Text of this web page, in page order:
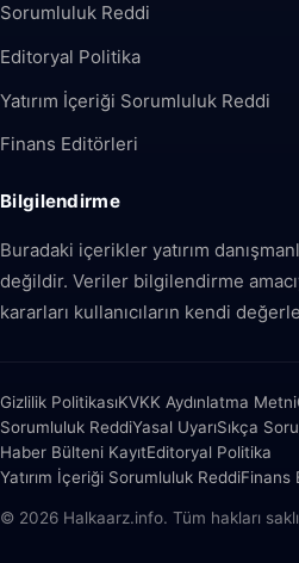
Sorumluluk Reddi
Editoryal Politika
Yatırım İçeriği Sorumluluk Reddi
Finans Editörleri
Bilgilendirme
Buradaki içerikler yatırım
değildir. Veriler bilgilendirme
kararları kullanıcıların kendi
Gizlilik PolitikasıKVKK Aydınlatma Metni
Sorumluluk ReddiYasal UyarıSıkça
Haber Bülteni KayıtEditoryal Politika
Yatırım İçeriği Sorumluluk ReddiFinans
© 2026 Halkaarz.info. Tüm hakları